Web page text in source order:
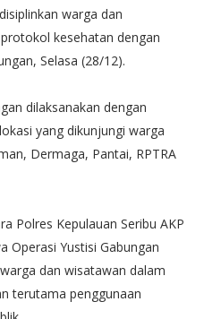
warga dan
kesehatan dengan
Selasa (28/12).
dilaksanakan dengan
yang dikunjungi warga
Dermaga, Pantai, RPTRA
Polres Kepulauan Seribu AKP
Operasi Yustisi Gabungan
dan wisatawan dalam
terutama penggunaan